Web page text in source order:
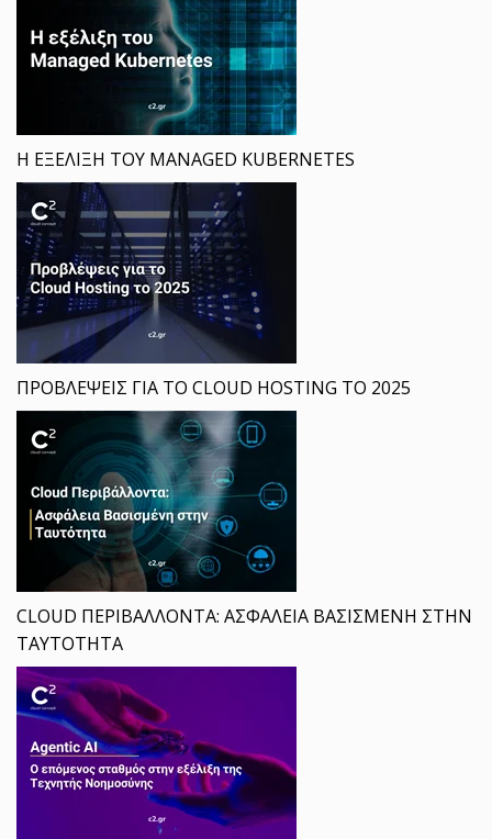
Η ΕΞΕΛΙΞΗ ΤΟΥ MANAGED KUBERNETES
ΠΡΟΒΛΕΨΕΙΣ ΓΙΑ ΤΟ CLOUD HOSTING ΤΟ 2025
CLOUD ΠΕΡΙΒΑΛΛΟΝΤΑ: ΑΣΦΑΛΕΙΑ ΒΑΣΙΣΜΕΝΗ ΣΤΗΝ
ΤΑΥΤΟΤΗΤΑ